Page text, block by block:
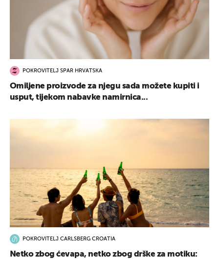
POKROVITELJ SPAR HRVATSKA
Omiljene proizvode za njegu sada možete kupiti i
usput, tijekom nabavke namirnica...
POKROVITELJ CARLSBERG CROATIA
Netko zbog ćevapa, netko zbog drške za motiku: